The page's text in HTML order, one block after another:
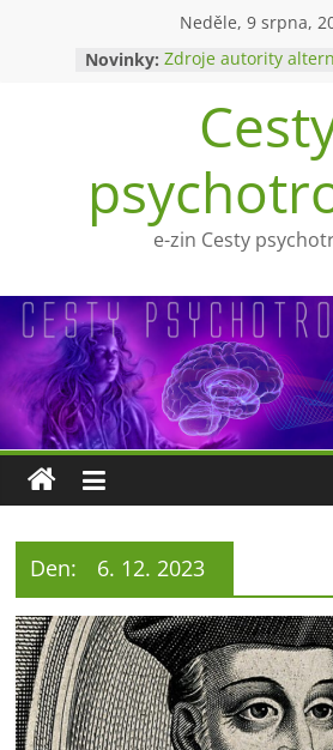
Neděle, 9 srpna,
Novinky: Zdroje autority
Upíři a mytologie?
Ohnivý poltergeist
Tragédie Anny Göldi
Zlatý východ
e-zin Cesty
Den: 6. 12. 2023